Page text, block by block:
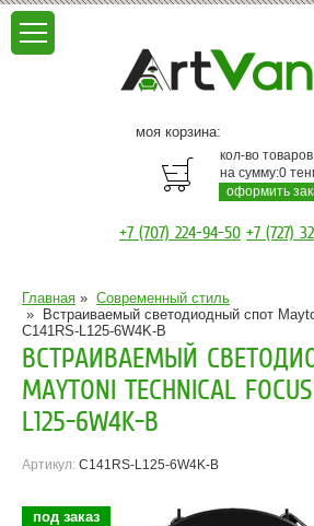
моя корзина:
кол-во
на сумму:0
оформить
+7 (707) 224-94-50 +7 (727)
Главная » Современный стиль
»
Встраиваемый светодиодный спот
C141RS-L125-6W4K-B
ВСТРАИВАЕМЫЙ
MAYTONI TECHNICAL
L125-6W4K-B
Артикул: C141RS-L125-6W4K-B
под заказ